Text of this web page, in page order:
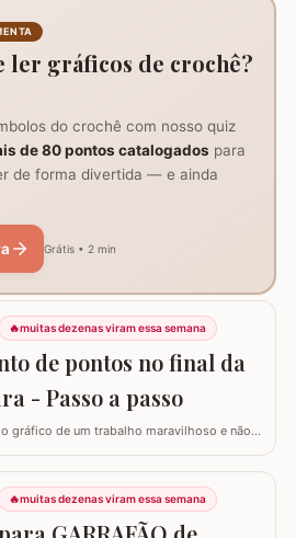
inscrever em seu canal no YouTube –&gt;
disponível aqui no blog…
ler gráficos de crochê?
do crochê com nosso quiz
de 80 pontos catalogados para
de forma divertida — e ainda
Grátis • 2 min
🔥muitas dezenas viram essa semana
de pontos no final da
- Passo a passo
gráfico de um trabalho maravilhoso e não
forma simples como interpretar o gráfico,
de correntes para iniciar um
a quantidade de pontos no início ou
(Link para…
🔥muitas dezenas viram essa semana